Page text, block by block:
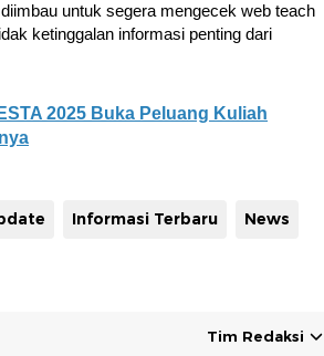
untuk segera mengecek web teach
ketinggalan informasi penting dari
2025 Buka Peluang Kuliah
Informasi Terbaru News
Tim Redaksi